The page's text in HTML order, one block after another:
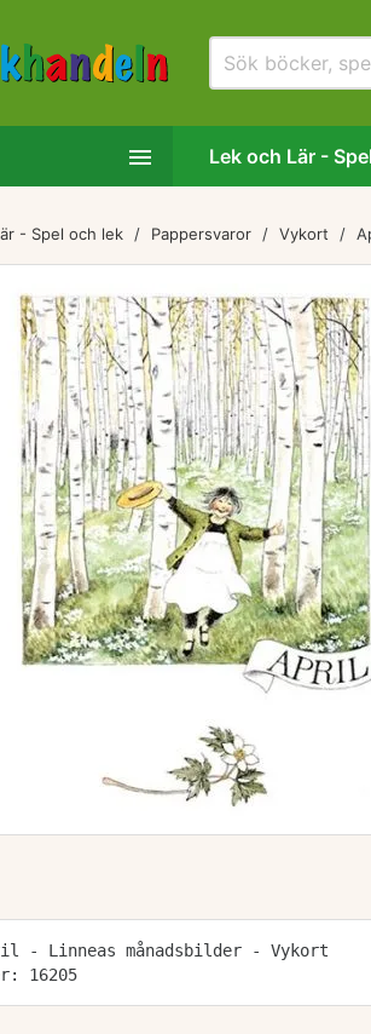
 Lek och Lär -
- Spel och lek Pappersvaror Vykort
- Linneas månadsbilder - Vykort
16205